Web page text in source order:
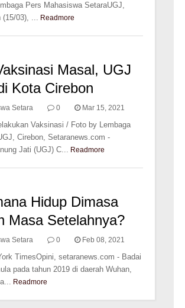
Pers Mahasiswa SetaraUGJ,
(15/03), ... Readmore
Masal, UGJ
Kota Cirebon
Setara 0 Mar 15, 2021
Vaksinasi / Foto by Lembaga
Cirebon, Setaranews.com -
Jati (UGJ) C... Readmore
Hidup Dimasa
Masa Setelahnya?
Setara 0 Feb 08, 2021
TimesOpini, setaranews.com - Badai
pada tahun 2019 di daerah Wuhan,
Readmore